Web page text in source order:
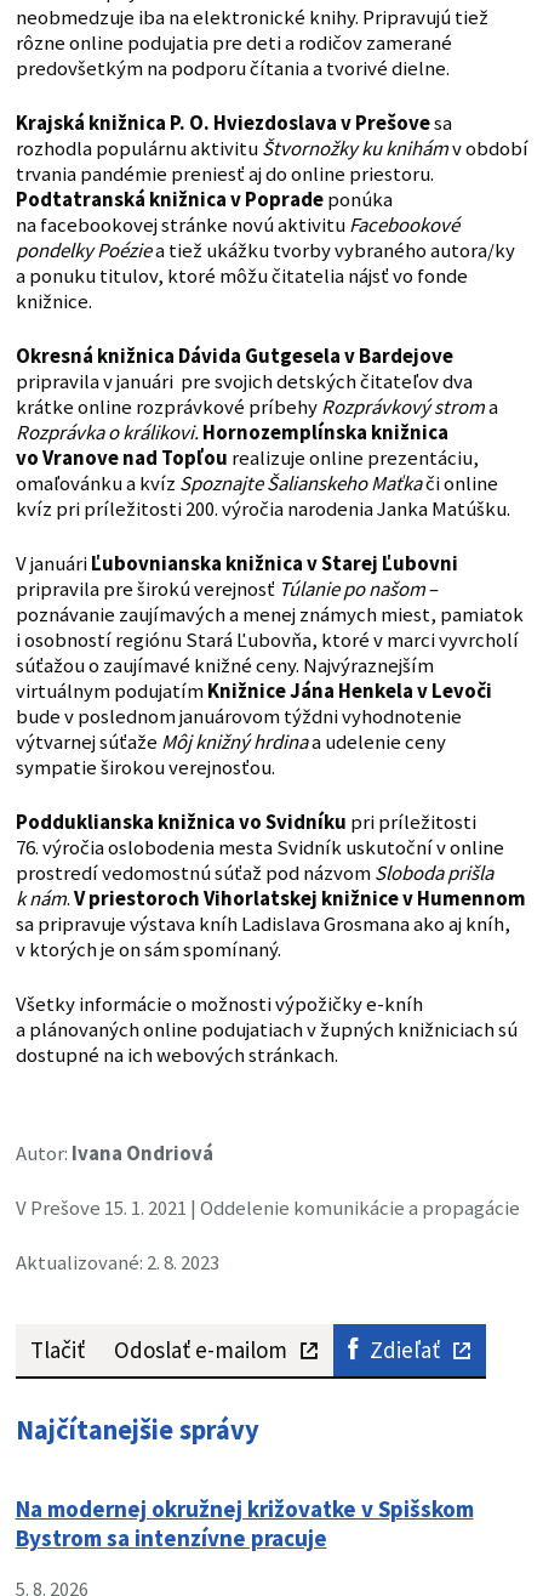
neobmedzuje iba na elektronické knihy. Pripravujú tiež
rôzne online podujatia pre deti a rodičov zamerané
predovšetkým na podporu čítania a tvorivé dielne.
Krajská knižnica P. O. Hviezdoslava v Prešovesa
rozhodla populárnu aktivituŠtvornožky ku knihámv období
trvania pandémie preniesť aj do online priestoru.
Podtatranská knižnica v Popradeponúka
na facebookovej stránke novú aktivituFacebookové
pondelky Poéziea tiež ukážku tvorby vybraného autora/ky
a ponuku titulov, ktoré môžu čitatelia nájsť vo fonde
knižnice.
Okresná knižnica Dávida Gutgesela v Bardejove
pripravila v januári pre svojich detských čitateľov dva
krátke online rozprávkové príbehyRozprávkový stroma
Rozprávka o králikovi.Hornozemplínska knižnica
vo Vranove nad Topľou realizuje online prezentáciu,
omaľovánku a kvíz Spoznajte Šalianskeho Maťkači online
kvíz pri príležitosti 200. výročia narodenia Janka Matúšku.
V januáriĽubovnianska knižnica v Starej Ľubovni
pripravila pre širokú verejnosť Túlanie po našom–
poznávanie zaujímavých a menej známych miest, pamiatok
i osobností regiónu Stará Ľubovňa, ktoré v marci vyvrcholí
súťažou o zaujímavé knižné ceny. Najvýraznejším
virtuálnym podujatímKnižnice Jána Henkela v Levoči
bude v poslednom januárovom týždni vyhodnotenie
výtvarnej súťaže Môj knižný hrdinaa udelenie ceny
sympatie širokou verejnosťou.
Podduklianska knižnica vo Svidníku pri príležitosti
76. výročia oslobodenia mesta Svidník uskutoční v online
prostredí vedomostnú súťaž pod názvomSloboda prišla
k nám.V priestoroch Vihorlatskej knižnicev Humennom
sa pripravuje výstava kníh Ladislava Grosmana ako aj kníh,
v ktorých je on sám spomínaný.
Všetky informácie o možnosti výpožičky e-kníh
a plánovaných online podujatiach v župných knižniciach sú
dostupné na ich webových stránkach.
Autor: Ivana Ondriová
V Prešove 15. 1. 2021 | Oddelenie komunikácie a propagácie
Aktualizované: 2. 8. 2023
Tlačiť Odoslať e-mailom Zdieľať
Najčítanejšie správy
Na modernej okružnej križovatke v Spišskom
Bystrom sa intenzívne pracuje
5. 8. 2026